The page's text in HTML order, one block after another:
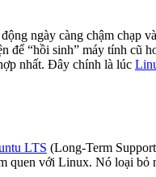
ngày càng chậm chạp
để “hồi sinh” máy tính
nhất. Đây chính là lúc
LTS (Long-Term
với Linux. Nó loại